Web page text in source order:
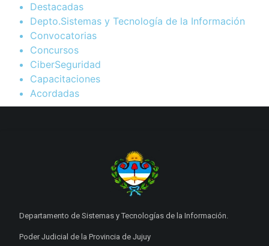
Destacadas
Depto.Sistemas y Tecnología de la Información
Convocatorias
Concursos
CiberSeguridad
Capacitaciones
Acordadas
Departamento de Sistemas y Tecnologías de la Información.
Poder Judicial de la Provincia de Jujuy